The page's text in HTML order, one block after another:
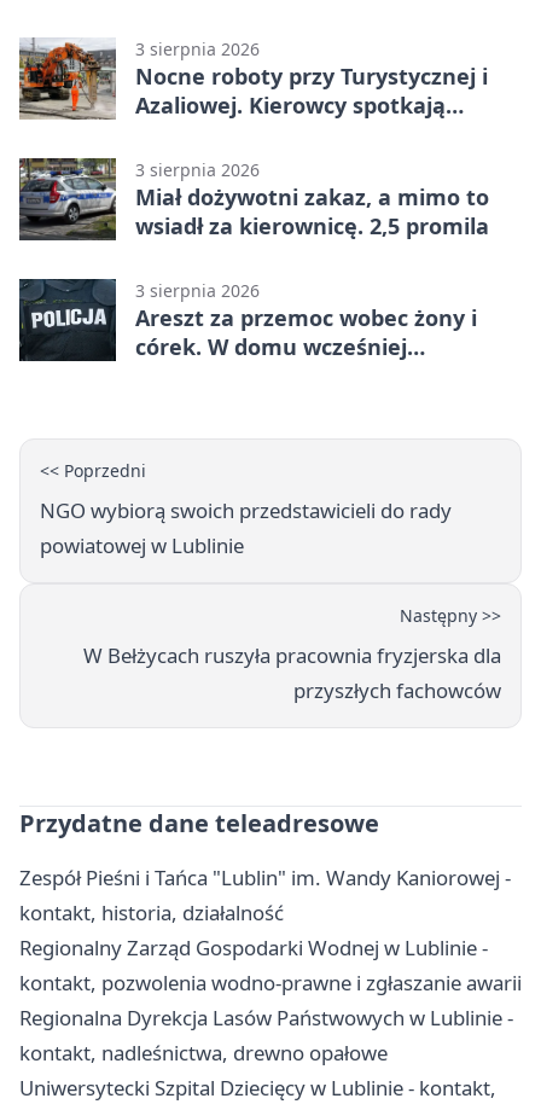
3 sierpnia 2026
Nocne roboty przy Turystycznej i
Azaliowej. Kierowcy spotkają
3 sierpnia 2026
Miał dożywotni zakaz, a mimo to
wsiadł za kierownicę. 2,5 promila
3 sierpnia 2026
Areszt za przemoc wobec żony i
córek. W domu wcześniej
<< Poprzedni
NGO wybiorą swoich przedstawicieli do rady
powiatowej w Lublinie
Następny >>
W Bełżycach ruszyła pracownia fryzjerska dla
przyszłych fachowców
Przydatne dane teleadresowe
Zespół Pieśni i Tańca "Lublin" im. Wandy Kaniorowej -
kontakt, historia, działalność
Regionalny Zarząd Gospodarki Wodnej w Lublinie -
kontakt, pozwolenia wodno-prawne i zgłaszanie awarii
Regionalna Dyrekcja Lasów Państwowych w Lublinie -
kontakt, nadleśnictwa, drewno opałowe
Uniwersytecki Szpital Dziecięcy w Lublinie - kontakt,